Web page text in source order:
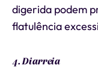
digerida podem
flatulência
4. Diarreia